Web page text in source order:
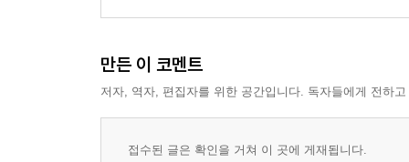
만든 이 코멘트
저자, 역자, 편집자를 위한 공간입니다. 독자들에게 전하
접수된 글은 확인을 거쳐 이 곳에 게재됩니다.